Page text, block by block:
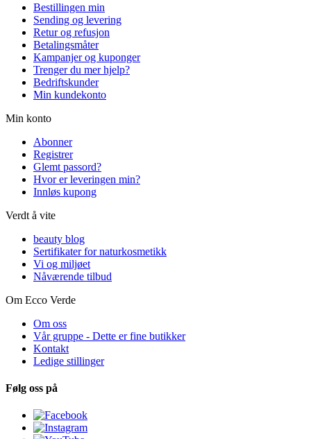
Bestillingen min
Sending og levering
Retur og refusjon
Betalingsmåter
Kampanjer og kuponger
Trenger du mer hjelp?
Bedriftskunder
Min kundekonto
Min konto
Abonner
Registrer
Glemt passord?
Hvor er leveringen min?
Innløs kupong
Verdt å vite
beauty blog
Sertifikater for naturkosmetikk
Vi og miljøet
Nåværende tilbud
Om Ecco Verde
Om oss
Vår gruppe - Dette er fine butikker
Kontakt
Ledige stillinger
Følg oss på